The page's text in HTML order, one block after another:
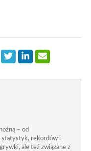
– od
statystyk, rekordów i
ale też związane z